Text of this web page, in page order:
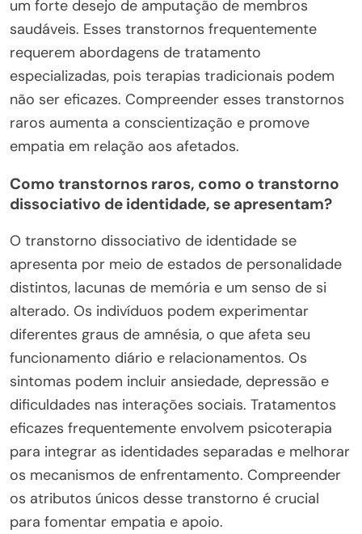
um forte desejo de amputação de membros
saudáveis. Esses transtornos frequentemente
requerem abordagens de tratamento
especializadas, pois terapias tradicionais podem
não ser eficazes. Compreender esses transtornos
raros aumenta a conscientização e promove
empatia em relação aos afetados.
Como transtornos raros, como o transtorno
dissociativo de identidade, se apresentam?
O transtorno dissociativo de identidade se
apresenta por meio de estados de personalidade
distintos, lacunas de memória e um senso de si
alterado. Os indivíduos podem experimentar
diferentes graus de amnésia, o que afeta seu
funcionamento diário e relacionamentos. Os
sintomas podem incluir ansiedade, depressão e
dificuldades nas interações sociais. Tratamentos
eficazes frequentemente envolvem psicoterapia
para integrar as identidades separadas e melhorar
os mecanismos de enfrentamento. Compreender
os atributos únicos desse transtorno é crucial
para fomentar empatia e apoio.